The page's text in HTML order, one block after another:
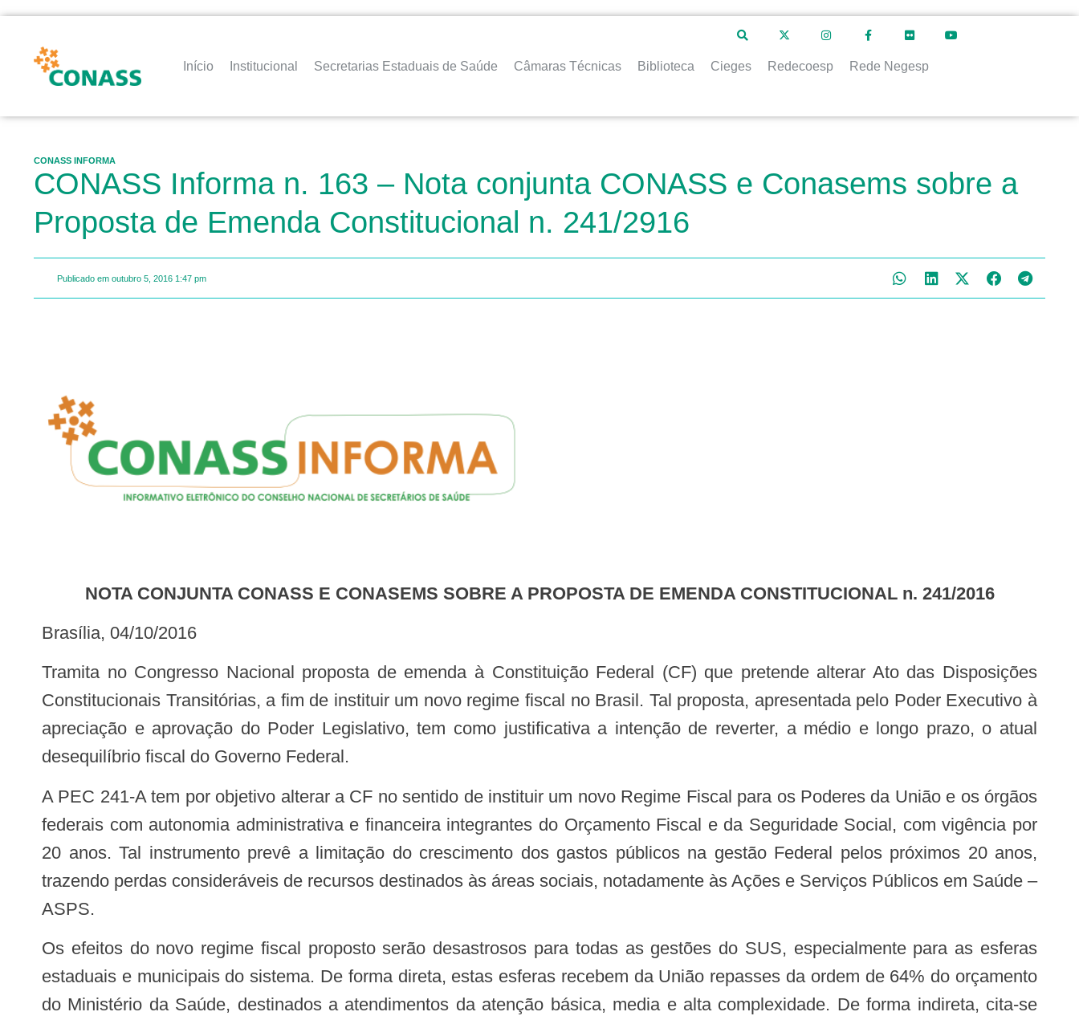
Início Institucional Secretarias Estaduais de Saúde Câmaras Técnicas Biblioteca Cieges Redecoesp Rede Negesp
CONASS INFORMA
CONASS Informa n. 163 – Nota conjunta CONASS e Conasems sobre a
Proposta de Emenda Constitucional n. 241/2916
Publicado em outubro 5, 2016 1:47 pm
NOTA CONJUNTA CONASS E CONASEMS SOBRE A PROPOSTA DE EMENDA CONSTITUCIONAL n. 241/2016
Brasília, 04/10/2016
Tramita no Congresso Nacional proposta de emenda à Constituição Federal (CF) que pretende alterar Ato das Disposições
Constitucionais Transitórias, a fim de instituir um novo regime fiscal no Brasil. Tal proposta, apresentada pelo Poder Executivo à
apreciação e aprovação do Poder Legislativo, tem como justificativa a intenção de reverter, a médio e longo prazo, o atual
desequilíbrio fiscal do Governo Federal.
A PEC 241-A tem por objetivo alterar a CF no sentido de instituir um novo Regime Fiscal para os Poderes da União e os órgãos
federais com autonomia administrativa e financeira integrantes do Orçamento Fiscal e da Seguridade Social, com vigência por
20 anos. Tal instrumento prevê a limitação do crescimento dos gastos públicos na gestão Federal pelos próximos 20 anos,
trazendo perdas consideráveis de recursos destinados às áreas sociais, notadamente às Ações e Serviços Públicos em Saúde –
ASPS.
Os efeitos do novo regime fiscal proposto serão desastrosos para todas as gestões do SUS, especialmente para as esferas
estaduais e municipais do sistema. De forma direta, estas esferas recebem da União repasses da ordem de 64% do orçamento
do Ministério da Saúde, destinados a atendimentos da atenção básica, media e alta complexidade. De forma indireta, cita-se